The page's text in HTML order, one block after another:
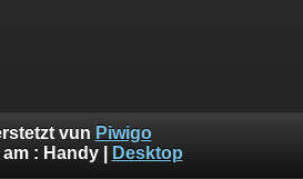
vun Piwigo
: Handy| Desktop